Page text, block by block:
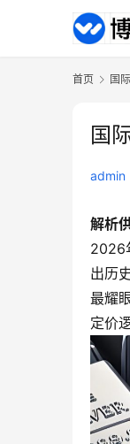
首页 国
国
admin
解析
2026
出历
最耀
定价